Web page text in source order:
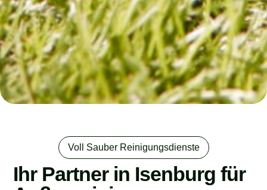
Voll Sauber Reinigungsdienste
Ihr Partner in Isenburg für